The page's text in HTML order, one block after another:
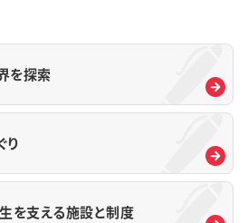
を探索
り
を支える施設と制度